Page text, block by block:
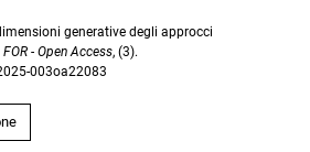
generative degli approcci
FOR - Open Access, (3).
003oa22083